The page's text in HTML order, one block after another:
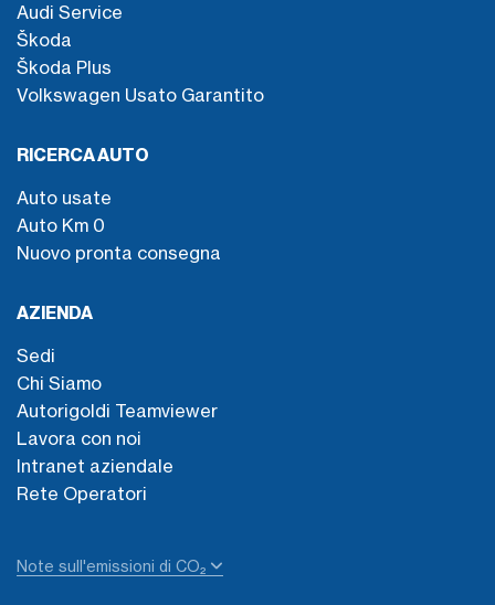
Audi Service
Škoda
Škoda Plus
Volkswagen Usato Garantito
RICERCA AUTO
Auto usate
Auto Km 0
Nuovo pronta consegna
AZIENDA
Sedi
Chi Siamo
Autorigoldi Teamviewer
Lavora con noi
Intranet aziendale
Rete Operatori
Note sull'emissioni di CO₂